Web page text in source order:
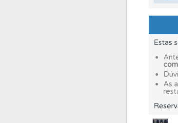
Ajuda
Biblioteca
Questões
Estas
As